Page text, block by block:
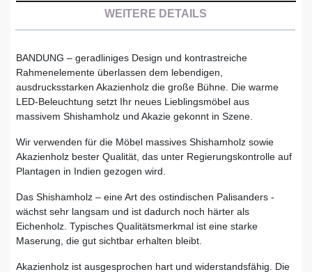
WEITERE DETAILS
BANDUNG – geradliniges Design und kontrastreiche
Rahmenelemente überlassen dem lebendigen,
ausdrucksstarken Akazienholz die große Bühne. Die warme
LED-Beleuchtung setzt Ihr neues Lieblingsmöbel aus
massivem Shishamholz und Akazie gekonnt in Szene.
Wir verwenden für die Möbel massives Shishamholz sowie
Akazienholz bester Qualität, das unter Regierungskontrolle auf
Plantagen in Indien gezogen wird.
Das Shishamholz – eine Art des ostindischen Palisanders -
wächst sehr langsam und ist dadurch noch härter als
Eichenholz. Typisches Qualitätsmerkmal ist eine starke
Maserung, die gut sichtbar erhalten bleibt.
Akazienholz ist ausgesprochen hart und widerstandsfähig. Die